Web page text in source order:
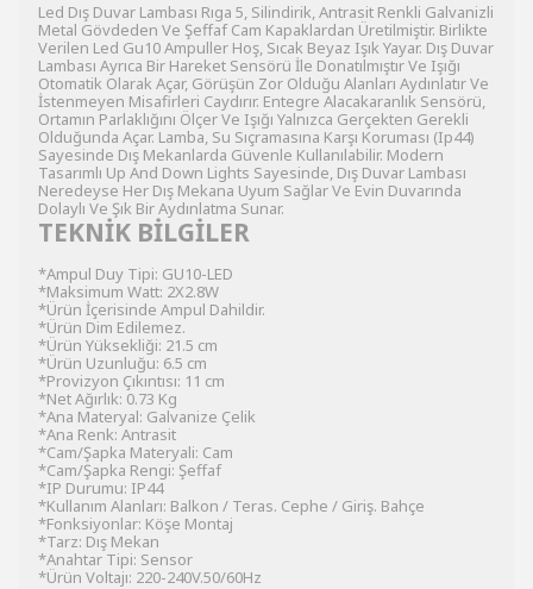
Led Dış Duvar Lambası Rıga 5, Silindirik, Antrasit Renkli Galvanizli
Metal Gövdeden Ve Şeffaf Cam Kapaklardan Üretilmiştir. Birlikte
Verilen Led Gu10 Ampuller Hoş, Sıcak Beyaz Işık Yayar. Dış Duvar
Lambası Ayrıca Bir Hareket Sensörü İle Donatılmıştır Ve Işığı
Otomatik Olarak Açar, Görüşün Zor Olduğu Alanları Aydınlatır Ve
İstenmeyen Misafirleri Caydırır. Entegre Alacakaranlık Sensörü,
Ortamın Parlaklığını Ölçer Ve Işığı Yalnızca Gerçekten Gerekli
Olduğunda Açar. Lamba, Su Sıçramasına Karşı Koruması (Ip44)
Sayesinde Dış Mekanlarda Güvenle Kullanılabilir. Modern
Tasarımlı Up And Down Lights Sayesinde, Dış Duvar Lambası
Neredeyse Her Dış Mekana Uyum Sağlar Ve Evin Duvarında
Dolaylı Ve Şık Bir Aydınlatma Sunar.
TEKNİK BİLGİLER
*Ampul Duy Tipi: GU10-LED
*Maksimum Watt: 2X2.8W
*Ürün İçerisinde Ampul Dahildir.
*Ürün Dim Edilemez.
*Ürün Yüksekliği: 21.5 cm
*Ürün Uzunluğu: 6.5 cm
*Provizyon Çıkıntısı: 11 cm
*Net Ağırlık: 0.73 Kg
*Ana Materyal: Galvanize Çelik
*Ana Renk: Antrasit
*Cam/Şapka Materyali: Cam
*Cam/Şapka Rengi: Şeffaf
*IP Durumu: IP44
*Kullanım Alanları: Balkon / Teras. Cephe / Giriş. Bahçe
*Fonksiyonlar: Köşe Montaj
*Tarz: Dış Mekan
*Anahtar Tipi: Sensor
*Ürün Voltajı: 220-240V.50/60Hz